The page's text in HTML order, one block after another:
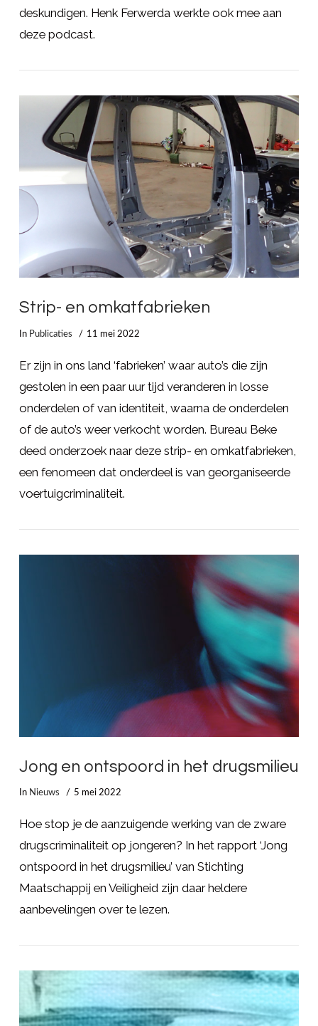
LEES MEER
deskundigen. Henk Ferwerda werkte ook mee aan
deze podcast.
Strip- en omkatfabrieken
In Publicaties 11 mei 2022
Er zijn in ons land ‘fabrieken’ waar auto’s die zijn
gestolen in een paar uur tijd veranderen in losse
onderdelen of van identiteit, waarna de onderdelen
of de auto’s weer verkocht worden. Bureau Beke
deed onderzoek naar deze strip- en omkatfabrieken,
een fenomeen dat onderdeel is van georganiseerde
voertuigcriminaliteit.
LEES MEER
Jong en ontspoord in het drugsmilieu
In Nieuws 5 mei 2022
Hoe stop je de aanzuigende werking van de zware
drugscriminaliteit op jongeren? In het rapport ‘Jong
ontspoord in het drugsmilieu’ van Stichting
Maatschappij en Veiligheid zijn daar heldere
aanbevelingen over te lezen.